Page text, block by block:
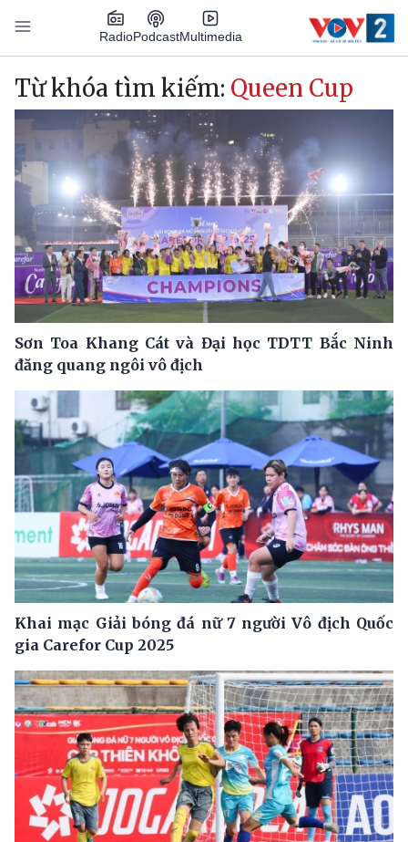
Nhảy đến nội dung
RadioPodcastMultimedia
Main navigation
Từ khóa tìm kiếm: Queen Cup
Sơn Toa Khang Cát và Đại học TDTT Bắc Ninh
đăng quang ngôi vô địch
Khai mạc Giải bóng đá nữ 7 người Vô địch Quốc
gia Carefor Cup 2025